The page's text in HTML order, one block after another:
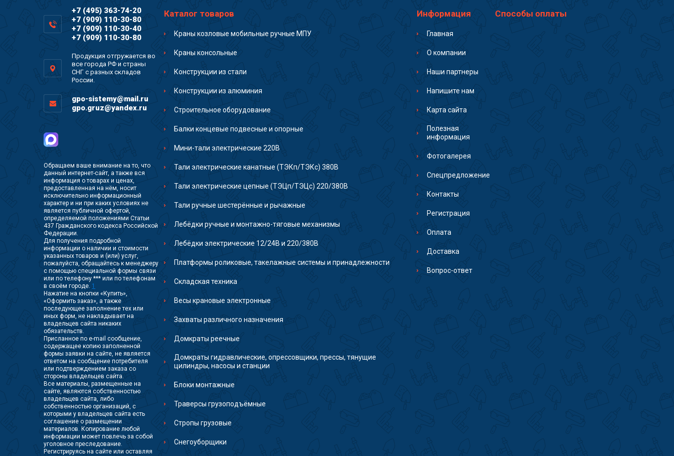
+7 (495) 363-74-20
+7 (909) 110-30-80
+7 (909) 110-30-40
+7 (909) 110-30-80
Продукция отгружается во
все города РФ и страны
СНГ с разных складов
России.
gpo-sistemy@mail.ru
gpo.gruz@yandex.ru
Обращаем ваше внимание на то, что
данный интернет-сайт, а также вся
информация о товарах и ценах,
предоставленная на нём, носит
исключительно информационный
характер и ни при каких условиях не
является публичной офертой,
определяемой положениями Статьи
437 Гражданского кодекса Российской
Федерации.
Для получения подробной
информации о наличии и стоимости
указанных товаров и (или) услуг,
пожалуйста, обращайтесь к менеджеру
с помощью специальной формы связи
или по телефону *** или по телефонам
в своём городе. 1
Нажатие на кнопки «Купить»,
«Оформить заказ», а также
последующее заполнение тех или
иных форм, не накладывает на
владельцев сайта никаких
обязательств.
Присланное по e-mail сообщение,
содержащее копию заполненной
формы заявки на сайте, не является
ответом на сообщение потребителя
или подтверждением заказа со
стороны владельцев сайта.
Все материалы, размещенные на
сайте, являются собственностью
владельцев сайта, либо
собственностью организаций, с
которыми у владельцев сайта есть
соглашение о размещении
материалов. Копирование любой
информации может повлечь за собой
уголовное преследование.
Регистрируясь на сайте или оставляя
Каталог товаров
Краны козловые мобильные ручные МПУ
Краны консольные
Конструкции из стали
Конструкции из алюминия
Строительное оборудование
Балки концевые подвесные и опорные
Мини-тали электрические 220В
Тали электрические канатные (ТЭКп/ТЭКс) 380В
Тали электрические цепные (ТЭЦп/ТЭЦс) 220/380В
Тали ручные шестерённые и рычажные
Лебёдки ручные и монтажно-тяговые механизмы
Лебёдки электрические 12/24В и 220/380В
Платформы роликовые, такелажные системы и принадлежности
Складская техника
Весы крановые электронные
Захваты различного назначения
Домкраты реечные
Домкраты гидравлические, опрессовщики, прессы, тянущие
цилиндры, насосы и станции
Блоки монтажные
Траверсы грузоподъёмные
Стропы грузовые
Снегоуборщики
Информация
Главная
О компании
Наши партнеры
Напишите нам
Карта сайта
Полезная
информация
Фотогалерея
Спецпредложение
Контакты
Регистрация
Оплата
Доставка
Вопрос-ответ
Способы оплаты